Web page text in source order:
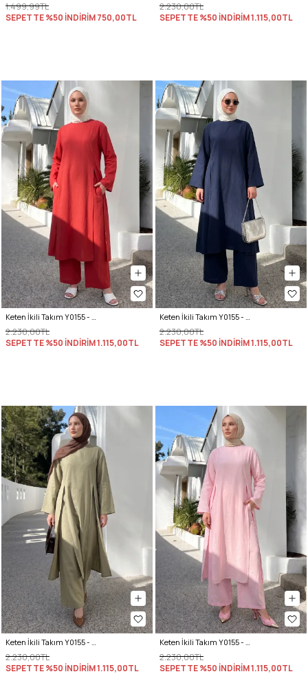
1.499,99TL
SEPETTE %50 İNDİRİM750,00TL
2.230,00TL
SEPETTE %50 İNDİRİM1.115,00TL
Keten İkili Takım Y0155 - KIRMIZI
2.230,00TL
SEPETTE %50 İNDİRİM1.115,00TL
Keten İkili Takım Y0155 - LACİVERT
2.230,00TL
SEPETTE %50 İNDİRİM1.115,00TL
Keten İkili Takım Y0155 - AÇIK HAKİ
2.230,00TL
SEPETTE %50 İNDİRİM1.115,00TL
Keten İkili Takım Y0155 - AÇIK PEMBE
2.230,00TL
SEPETTE %50 İNDİRİM1.115,00TL